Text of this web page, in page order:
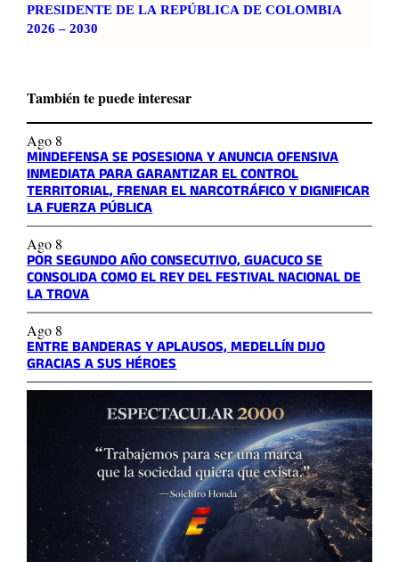
PRESIDENTE DE LA REPÚBLICA DE COLOMBIA
2026 – 2030
También te puede interesar
Ago 8
MINDEFENSA SE POSESIONA Y ANUNCIA OFENSIVA
INMEDIATA PARA GARANTIZAR EL CONTROL
TERRITORIAL, FRENAR EL NARCOTRÁFICO Y DIGNIFICAR
LA FUERZA PÚBLICA
Ago 8
POR SEGUNDO AÑO CONSECUTIVO, GUACUCO SE
CONSOLIDA COMO EL REY DEL FESTIVAL NACIONAL DE
LA TROVA
Ago 8
ENTRE BANDERAS Y APLAUSOS, MEDELLÍN DIJO
GRACIAS A SUS HÉROES